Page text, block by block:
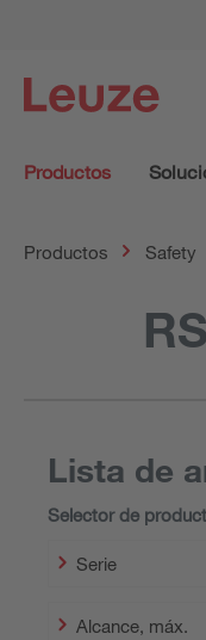
Productos
Productos Safety
Lista de
Selector de
Serie
Alcance, máx.